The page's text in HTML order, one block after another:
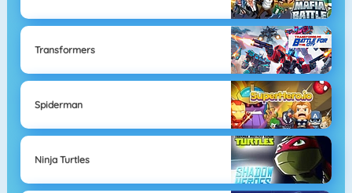
Transformers
Spiderman
Ninja Turtles